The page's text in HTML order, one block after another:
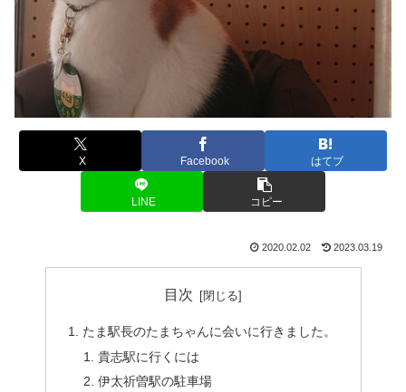
X Facebook はてブ
LINE コピー
2020.02.02 2023.03.19
目次
たま駅長のたまちゃんに会いに行きました。
貴志駅に行くには
伊太祈曽駅の駐車場